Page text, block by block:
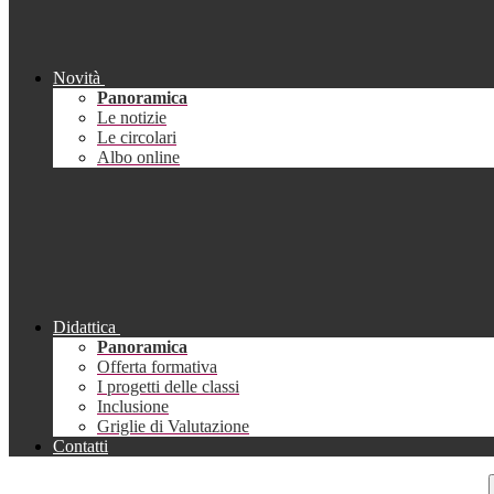
Novità
Panoramica
Le notizie
Le circolari
Albo online
Didattica
Panoramica
Offerta formativa
I progetti delle classi
Inclusione
Griglie di Valutazione
Contatti